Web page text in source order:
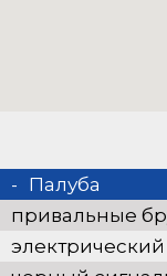
Палуба
привальные